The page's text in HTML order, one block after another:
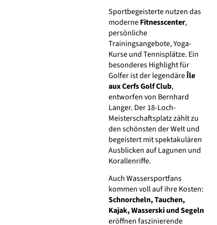
Sportbegeisterte nutzen das
moderneFitnesscenter,
persönliche
Trainingsangebote, Yoga-
Kurse und Tennisplätze. Ein
besonderes Highlight für
Golfer ist der legendäreÎle
aux Cerfs Golf Club,
entworfen von Bernhard
Langer. Der 18-Loch-
Meisterschaftsplatz zählt zu
den schönsten der Welt und
begeistert mit spektakulären
Ausblicken auf Lagunen und
Korallenriffe.
Auch Wassersportfans
kommen voll auf ihre Kosten:
Schnorcheln, Tauchen,
Kajak, Wasserski und Segeln
eröffnen faszinierende